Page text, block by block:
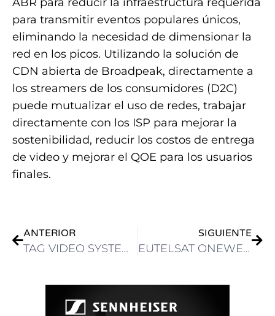
para transmitir eventos populares únicos,
eliminando la necesidad de dimensionar la
red en los picos. Utilizando la solución de
CDN abierta de Broadpeak, directamente a
los streamers de los consumidores (D2C)
puede mutualizar el uso de redes, trabajar
directamente con los ISP para mejorar la
sostenibilidad, reducir los costos de entrega
de video y mejorar el QOE para los usuarios
finales.
ANTERIOR
TAG VIDEO SYSTEMS FORTALECE SU PRESENCIA EN LATINOAMÉRICA DE LA MANO DE AD DIGITAL
SIGUIENTE
EUTELSAT ONEWEB CERRÓ UN ACUERDO DE DISTRIBUCIÓN EXCLUSIVA CON RAWAFED LIBIA